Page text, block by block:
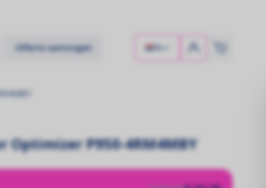
Offerte aanvragen NL
Optimizer P950-4RM4MBY